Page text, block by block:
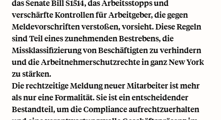
das Senate Bill S1514, das Arbeitsstopps und
verschärfte Kontrollen für Arbeitgeber, die gegen
Meldevorschriften verstoßen, vorsieht. Diese Regeln
sind Teil eines zunehmenden Bestrebens, die
Missklassifizierung von Beschäftigten zu verhindern
und die Arbeitnehmerschutzrechte in ganz New York
zu stärken.
Die rechtzeitige Meldung neuer Mitarbeiter ist mehr
als nur eine Formalität. Sie ist ein entscheidender
Bestandteil, um die Compliance aufrechtzuerhalten